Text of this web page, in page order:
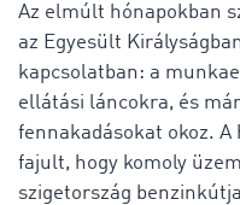
Az elmúlt hónapokban
az Egyesült
kapcsolatban: a
ellátási láncokra, és
fennakadásokat okoz.
fajult, hogy komoly
szigetország